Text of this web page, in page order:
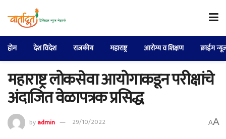
होम देश विदेश राजकीय महाराष्ट्र आरोग्य व शिक्षण क्राईम
महाराष्ट्र लोकसेवा आयोगाकडून परीक्षांचे
अंदाजित वेळापत्रक प्रसिद्ध
byadmin 29/10/2022 AA